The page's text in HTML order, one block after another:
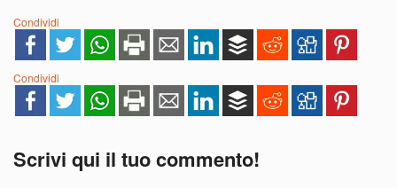
Condividi
Condividi
Scrivi qui il tuo commento!